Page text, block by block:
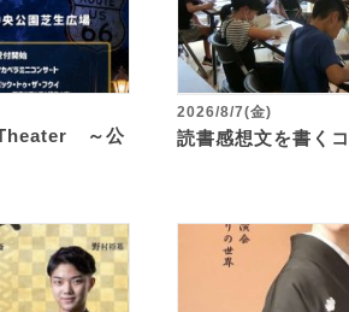
～公
2026/8/7(金)
読書感想文を書く